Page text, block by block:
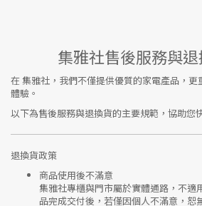
集雅社售後服務與
在集雅社 ，我們不僅提供優質的家電產品，
體驗。
以下為售後服務與退換貨的主要規範，協助您
退換貨政策
商品使用後不滿意
集雅社專櫃與門市屬於實體通路，不適
品完成交付後，若僅因個人不滿意，恕